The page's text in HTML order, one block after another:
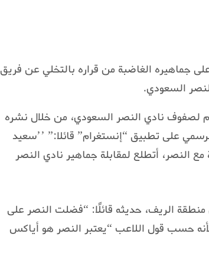
جماهيره الغاضبة من قراره بالتخلي عن فريق
السعودي.
لصفوف نادي النصر السعودي، من خلال نشره
على تطبيق “إنستغرام” قائلا:” ’’سعيد
النصر، أتطلع لمقابلة جماهير نادي النصر
منطقة الريف، حديثه قائلًا: “فضلت النصر على
حسب قول اللاعب “يعتبر النصر هو أياكس